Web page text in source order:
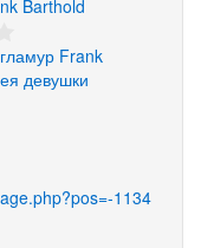
Barthold
гламур Frank
девушки
1134